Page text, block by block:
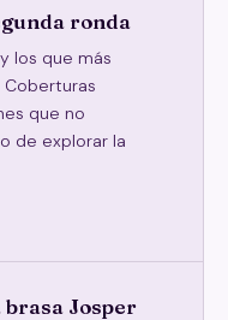
ronda
los que más
Coberturas
que no
de explorar la
brasa Josper